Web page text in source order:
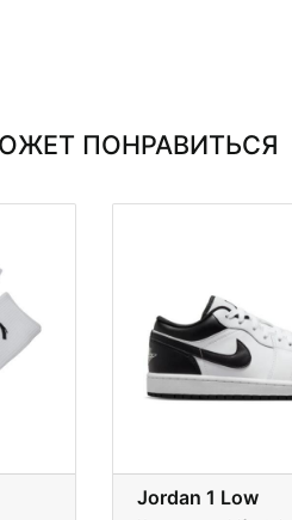
ПОНРАВИТЬСЯ
Jordan 1 Low